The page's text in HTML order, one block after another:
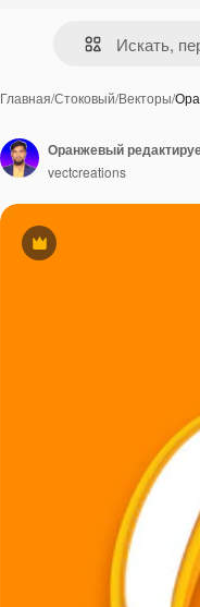
Главная/Стоковый/Векторы/
Премиум
vectcreations